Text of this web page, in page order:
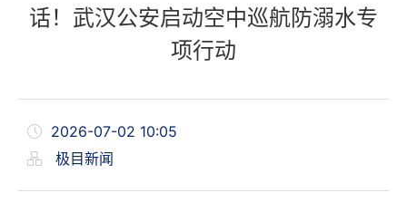
话！武汉公安启动空中巡航防溺水专
项行动
2026-07-02 10:05
极目新闻